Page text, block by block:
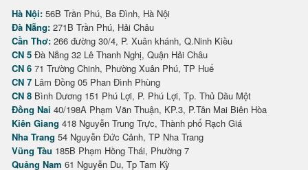
Hà Nội: 56B Trần Phú, Ba Đình, Hà Nội
Đà Nẵng: 271B Trần Phú, Hải Châu
Cần Thơ: 266 đường 30/4, P. Xuân khánh, Q.Ninh Kiều
CN 5 Đà Nẵng 32 Lê Thanh Nghị, Quận Hải Châu
CN 6 71 Trường Chinh, Phường Xuân Phú, TP Huế
CN 7 Lâm Đồng 05 Phan Đình Phùng
CN 8 Bình Dương 151 Phú Lợi, P. Phú Lợi, Tp. Thủ Dầu Một
Đồng Nai 40/198A Phạm Văn Thuận, KP.3, P.Tân Mai Biên Hòa
Kiên Giang 418 Nguyễn Trung Trực, Thành phố Rạch Giá
Nha Trang 54 Nguyễn Đức Cảnh, TP Nha Trang
Vũng Tàu 185B Phạm Hồng Thái, Phường 7
Quảng Nam 61 Nguyễn Du, Tp Tam Kỳ